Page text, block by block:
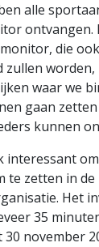
alle
ontvangen.
die
worden,
waar we
gaan
kunnen
interessant
te zetten in
Het
35
november